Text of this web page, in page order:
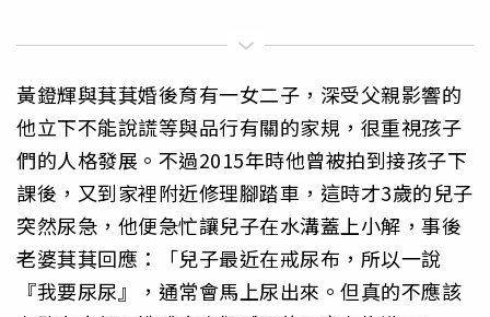
黃鐙輝與萁萁婚後育有一女二子，深受父親影響的
他立下不能說謊等與品行有關的家規，很重視孩子
們的人格發展。不過2015年時他曾被拍到接孩子下
課後，又到家裡附近修理腳踏車，這時才3歲的兒子
突然尿急，他便急忙讓兒子在水溝蓋上小解，事後
老婆萁萁回應：「兒子最近在戒尿布，所以一說
『我要尿尿』，通常會馬上尿出來。但真的不應該